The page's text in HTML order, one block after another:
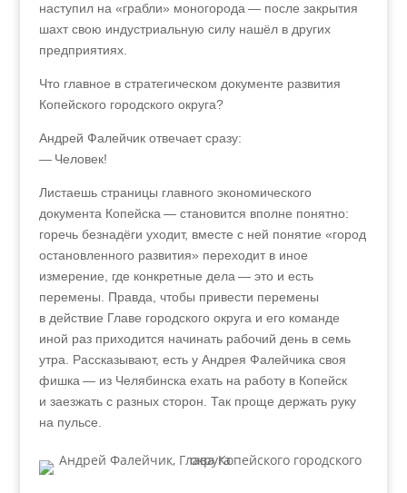
наступил на «грабли» моногорода — после закрытия
шахт свою индустриальную силу нашёл в других
предприятиях.
Что главное в стратегическом документе развития
Копейского городского округа?
Андрей Фалейчик отвечает сразу:
— Человек!
Листаешь страницы главного экономического
документа Копейска — становится вполне понятно:
горечь безнадёги уходит, вместе с ней понятие «город
остановленного развития» переходит в иное
измерение, где конкретные дела — это и есть
перемены. Правда, чтобы привести перемены
в действие Главе городского округа и его команде
иной раз приходится начинать рабочий день в семь
утра. Рассказывают, есть у Андрея Фалейчика своя
фишка — из Челябинска ехать на работу в Копейск
и заезжать с разных сторон. Так проще держать руку
на пульсе.